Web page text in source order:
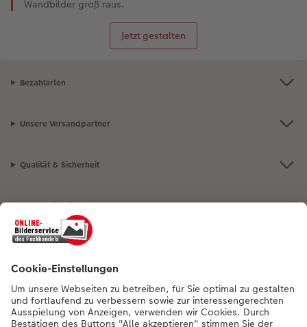
Wandbilder groß raus.
Jetzt gestalten
Bezahlarten
Unsere Versandpartner
Qualität & Sicherheit
Nachhaltigkeit bei CEWE
Mein Fotoservice
Informationen